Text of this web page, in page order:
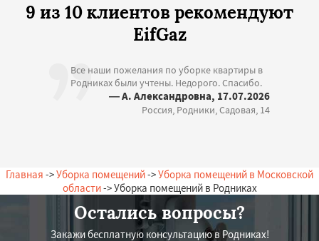
9 из 10 клиентов рекомендуют
EifGaz
Все наши пожелания по уборке квартиры в
Родниках были учтены. Недорого. Спасибо.
— А. Александровна, 17.07.2026
Россия, Родники, Садовая, 14
Главная ->Уборка помещений->Уборка помещений в Московской
области-> Уборка помещений в Родниках
Остались вопросы?
Закажи бесплатную консультацию в Родниках!